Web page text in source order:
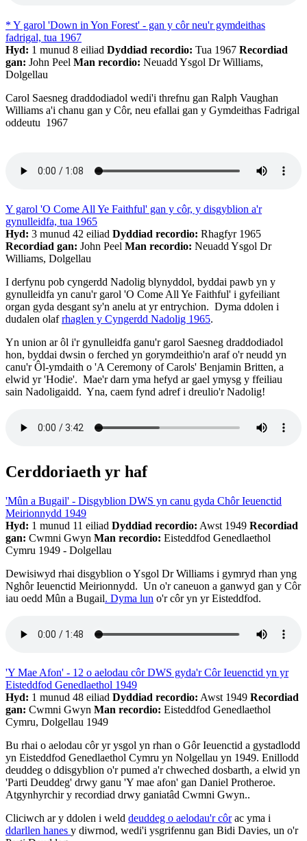
* Y garol 'Down in Yon Forest' - gan y côr neu'r gymdeithas
fadrigal, tua 1967
Hyd: 1 munud 8 eiliad Dyddiad recordio: Tua 1967 Recordiad
gan: John Peel Man recordio: Neuadd Ysgol Dr Williams,
Dolgellau
Carol Saesneg draddodiadol wedi'i threfnu gan Ralph Vaughan
Williams a'i chanu gan y Côr, neu efallai gan y Gymdeithas Fadrigal
oddeutu 1967
Y garol 'O Come All Ye Faithful' gan y côr, y disgyblion a'r
gynulleidfa, tua 1965
Hyd: 3 munud 42 eiliad Dyddiad recordio: Rhagfyr 1965
Recordiad gan: John Peel Man recordio: Neuadd Ysgol Dr
Williams, Dolgellau
I derfynu pob cyngerdd Nadolig blynyddol, byddai pawb yn y
gynulleidfa yn canu'r garol 'O Come All Ye Faithful' i gyfeiliant
organ gyda desgant sy'n anelu at yr entrychion. Dyma ddolen i
dudalen olafrhaglen y Cyngerdd Nadolig 1965.
Yn union ar ôl i'r gynulleidfa ganu'r garol Saesneg draddodiadol
hon, byddai dwsin o ferched yn gorymdeithio'n araf o'r neudd yn
canu'r Ôl-ymdaith o 'A Ceremony of Carols' Benjamin Britten, a
elwid yr 'Hodie'. Mae'r darn yma hefyd ar gael ymysg y ffeiliau
sain Nadoligaidd. Yna, caem fynd adref i dreulio'r Nadolig!
Cerddoriaeth yr haf
'Mûn a Bugail' - Disgyblion DWS yn canu gyda Chôr Ieuenctid
Meirionnydd 1949
Hyd: 1 munud 11 eiliad Dyddiad recordio: Awst 1949 Recordiad
gan: Cwmni Gwyn Man recordio: Eisteddfod Genedlaethol
Cymru 1949 - Dolgellau
Dewisiwyd rhai disgyblion o Ysgol Dr Williams i gymryd rhan yng
Nghôr Ieuenctid Meirionnydd. Un o'r caneuon a ganwyd gan y Côr
iau oedd Mûn a Bugail. Dyma lun o'r côr yn yr Eisteddfod.
'Y Mae Afon' - 12 o aelodau côr DWS gyda'r Côr Ieuenctid yn yr
Eisteddfod Genedlaethol 1949
Hyd: 1 munud 48 eiliad Dyddiad recordio: Awst 1949 Recordiad
gan: Cwmni Gwyn Man recordio: Eisteddfod Genedlaethol
Cymru, Dolgellau 1949
Bu rhai o aelodau côr yr ysgol yn rhan o Gôr Ieuenctid a gystadlodd
yn Eisteddfod Genedlaethol Cymru yn Nolgellau yn 1949. Enillodd
deuddeg o ddisgyblion o'r pumed a'r chweched dosbarth, a elwid yn
'Parti Deuddeg' drwy ganu 'Y mae afon' gan Daniel Protheroe.
Atgynhyrchir y recordiad drwy ganiatâd Cwmni Gwyn..
Cliciwch ar y ddolen i weld deuddeg o aelodau'r côrac yma i
ddarllen hanes y diwrnod, wedi'i ysgrifennu gan Bidi Davies, un o'r